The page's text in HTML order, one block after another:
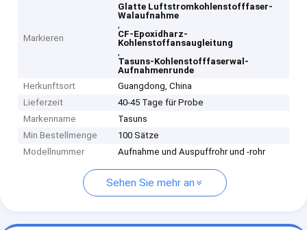
Markieren
Glatte Luftstromkohlenstofffaser-
Walaufnahme
,
CF-Epoxidharz-
Kohlenstoffansaugleitung
,
Tasuns-Kohlenstofffaserwal-
Aufnahmenrunde
Herkunftsort
Guangdong, China
Lieferzeit
40-45 Tage für Probe
Markenname
Tasuns
Min Bestellmenge
100 Sätze
Modellnummer
Aufnahme und Auspuffrohr und -rohr
Sehen Sie mehr an